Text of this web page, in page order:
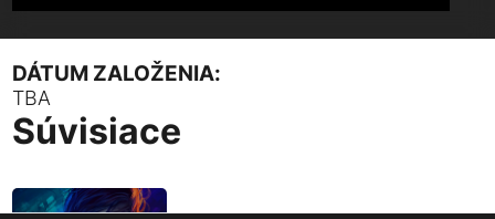
DÁTUM ZALOŽENIA:
TBA
Súvisiace